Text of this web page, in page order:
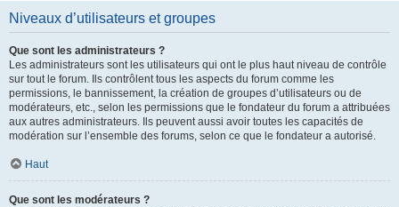
Niveaux d’utilisateurs et groupes
Que sont les administrateurs ?
Les administrateurs sont les utilisateurs qui ont le plus haut niveau de contrôle
sur tout le forum. Ils contrôlent tous les aspects du forum comme les
permissions, le bannissement, la création de groupes d’utilisateurs ou de
modérateurs, etc., selon les permissions que le fondateur du forum a attribuées
aux autres administrateurs. Ils peuvent aussi avoir toutes les capacités de
modération sur l’ensemble des forums, selon ce que le fondateur a autorisé.
Haut
Que sont les modérateurs ?